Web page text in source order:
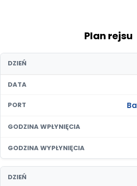
Plan rejsu
DZIEŃ
DATA
PORT
GODZINA WPŁYNIĘCIA
GODZINA WYPŁYNIĘCIA
DZIEŃ